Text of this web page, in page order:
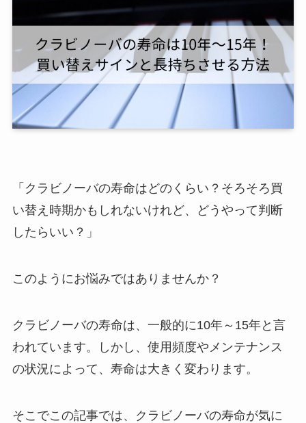
「クラビノーバの寿命はどのくらい？そろそろ買
い替え時期かもしれないけれど、どうやって判断
したらいい？」
このようにお悩みではありませんか？
クラビノーバの寿命は、一般的に10年～15年と言
われています。しかし、使用頻度やメンテナンス
の状況によって、寿命は大きく変わります。
そこでこの記事では、クラビノーバの寿命が気に